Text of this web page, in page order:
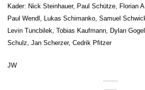
Kader: Nick Steinhauer, Paul Schütze, Florian
Paul Wendl, Lukas Schimanko, Samuel
Levin Tuncbilek, Tobias Kaufmann, Dylan
Schulz, Jan Scherzer, Cedrik Pfitzer
JW